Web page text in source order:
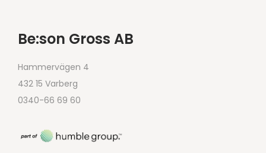
Be:son Gross AB
Hammervägen 4
432 15 Varberg
0340-66 69 60